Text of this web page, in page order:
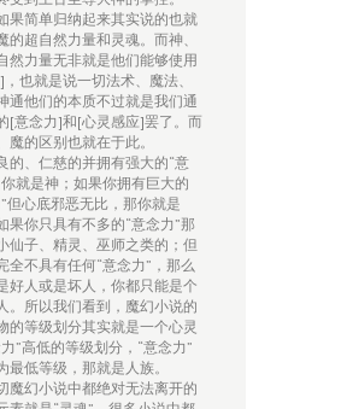
果简单归纳起来其实说的也就
的超自然力量和灵魂。而神、
然力量无非就是他们能够使用
也就是说一切法术、魔法、
通他们的本质不过就是我们通
[意念力]和[心灵感应]罢了。而
魔的区别也就在于此。
的、仁慈的并拥有强大的“意
就是神；如果你拥有巨大的
但心底邪恶无比，那你就是
果你只具有不多的“意念力”那
仙子、精灵、巫师之类的；但
全不具有任何“意念力”，那么
好人或是坏人，你都只能是个
。所以我们看到，魔幻小说的
的等级划分其实就是一个心灵
”高低的等级划分，“意念力”
最低等级，那就是人族。
魔幻小说中都绝对无法离开的